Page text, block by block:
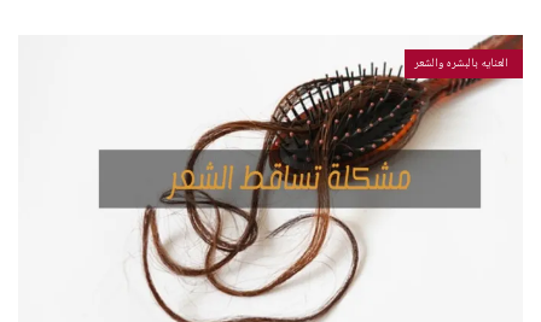
العنايه بالبشره والشعر